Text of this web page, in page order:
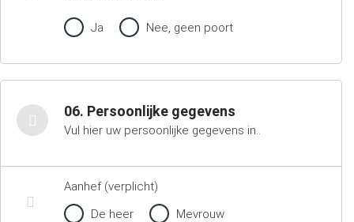
Ja Nee, geen poort
06. Persoonlijke gegevens
Vul hier uw persoonlijke gegevens in..
Aanhef (verplicht)
De heer
Mevrouw